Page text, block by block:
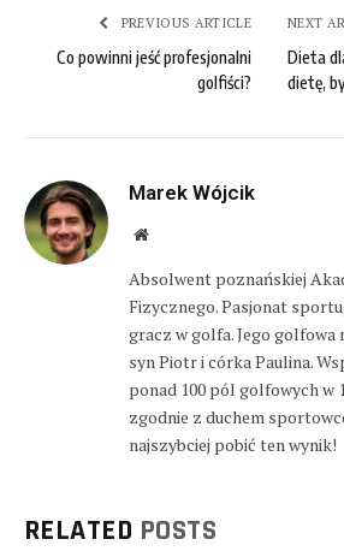
PREVIOUS ARTICLE
Co powinni jeść profesjonalni
golfiści?
NEXT
Dieta
dietę,
Marek Wójcik
Website
Absolwent poznańskiej
Fizycznego. Pasjonat
gracz w golfa. Jego golfowa
syn Piotr i córka Paulina.
ponad 100 pól golfowych w
zgodnie z duchem
najszybciej pobić ten wynik!
RELATED POSTS